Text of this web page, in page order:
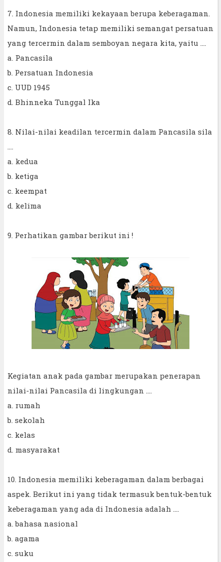
7. Indonesia memiliki kekayaan berupa keberagaman.
Namun, Indonesia tetap memiliki semangat persatuan
yang tercermin dalam semboyan negara kita, yaitu ....
a. Pancasila
b. Persatuan Indonesia
c. UUD 1945
d. Bhinneka Tunggal Ika
8. Nilai-nilai keadilan tercermin dalam Pancasila sila
a. kedua
b. ketiga
c. keempat
d. kelima
9. Perhatikan gambar berikut ini !
Kegiatan anak pada gambar merupakan penerapan
nilai-nilai Pancasila di lingkungan ....
a. rumah
b. sekolah
c. kelas
d. masyarakat
10. Indonesia memiliki keberagaman dalam berbagai
aspek. Berikut ini yang tidak termasuk bentuk-bentuk
keberagaman yang ada di Indonesia adalah ....
a. bahasa nasional
b. agama
c. suku